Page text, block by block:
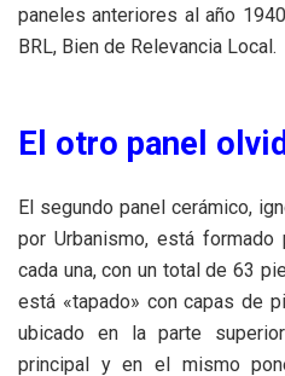
paneles anteriores al año
BRL, Bien de Relevancia Local.
El otro panel
El segundo panel cerámico,
por Urbanismo, está
cada una, con un total de 63
está «tapado» con capas de
ubicado en la parte
principal y en el mismo